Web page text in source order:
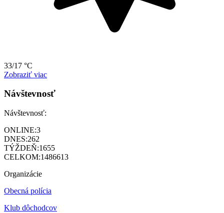
33/17 °C
Zobraziť viac
Návštevnosť
Návštevnosť:
ONLINE:3
DNES:262
TÝŽDEŇ:1655
CELKOM:1486613
Organizácie
Obecná polícia
Klub dôchodcov